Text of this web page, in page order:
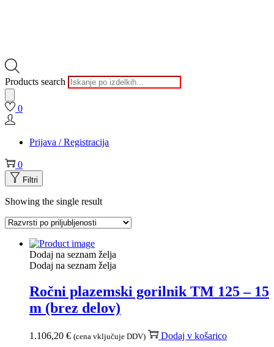
Products search
0
Prijava / Registracija
0
Filtri
Showing the single result
Dodaj na seznam želja
Dodaj na seznam želja
Ročni plazemski gorilnik TM 125 – 15
m (brez delov)
1.106,20 € (cena vključuje DDV) Dodaj v košarico